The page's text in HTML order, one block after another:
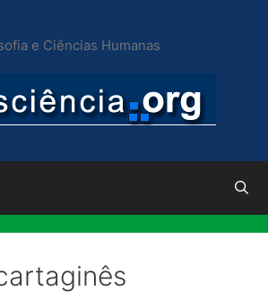
e Ciências Humanas